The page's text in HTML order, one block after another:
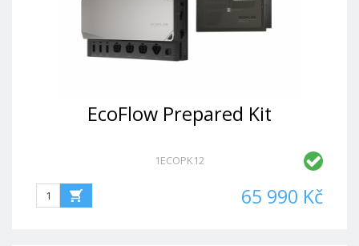
EcoFlow Prepared Kit
1ECOPK12
65 990 Kč